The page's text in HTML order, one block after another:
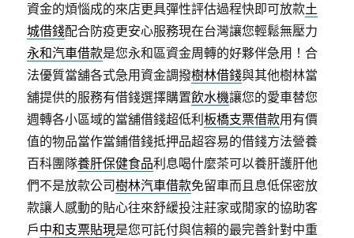
資金的煩惱成的來店更具彈性評估過程快即可放款土
城借錢配合防疫更安心服務現在台灣讓您輕鬆無壓力
永和汽車借款是您永和區資金周轉的好夥伴急用！合
法優質當舖各式急用資金調撥樹林借錢與其他樹林當
舖提供的服務有借錢選擇購置飲水機讓您的愛車替您
週轉各小區域的當舖借錢超低利板橋支票借款用有價
值的物品當作當鋪借錢抵押品超容易的借錢方法營養
百科團隊養肝保健食品利息喝什麼茶可以養肝護肝他
們不是放款公司樹林汽車借款免留車而且息低保密放
款讓人感動的貼心往來舒緩投注莊家或閒家的協助客
戶中和支票貼現是您可託付與信賴的最完善針對中重